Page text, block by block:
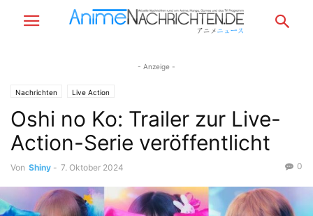
- Anzeige -
Nachrichten Live Action
Oshi no Ko: Trailer zur Live-
Action-Serie veröffentlicht
Von Shiny - 7. Oktober 2024 0